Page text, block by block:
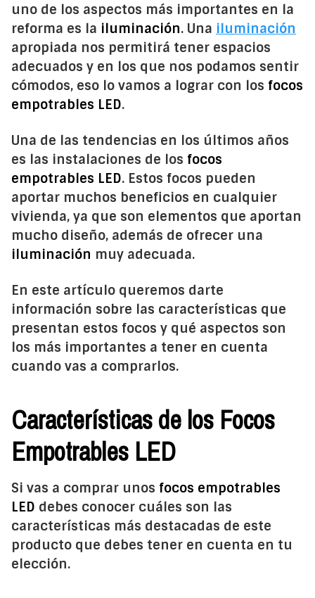
uno de los aspectos más importantes en la
reforma es la iluminación. Una iluminación
apropiada nos permitirá tener espacios
adecuados y en los que nos podamos sentir
cómodos, eso lo vamos a lograr con los focos
empotrables LED.
Una de las tendencias en los últimos años
es las instalaciones de los focos
empotrables LED. Estos focos pueden
aportar muchos beneficios en cualquier
vivienda, ya que son elementos que aportan
mucho diseño, además de ofrecer una
iluminación muy adecuada.
En este artículo queremos darte
información sobre las características que
presentan estos focos y qué aspectos son
los más importantes a tener en cuenta
cuando vas a comprarlos.
Características de los Focos
Empotrables LED
Si vas a comprar unos focos empotrables
LED debes conocer cuáles son las
características más destacadas de este
producto que debes tener en cuenta en tu
elección.